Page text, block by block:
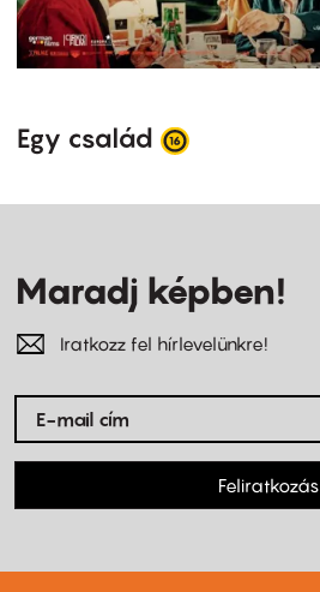
Egy család
Maradj képben!
Iratkozz fel hírlevelünkre!
Feliratkozás